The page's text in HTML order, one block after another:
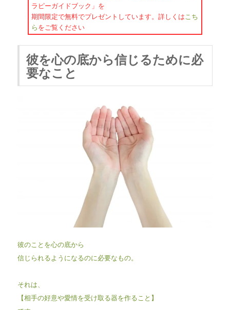
ラピーガイドブック」を
期間限定で無料でプレゼントしています。詳しくはこち
らをご覧ください
彼を心の底から信じるために必
要なこと
彼のことを心の底から
信じられるようになるのに必要なもの。
それは、
【相手の好意や愛情を受け取る器を作ること】